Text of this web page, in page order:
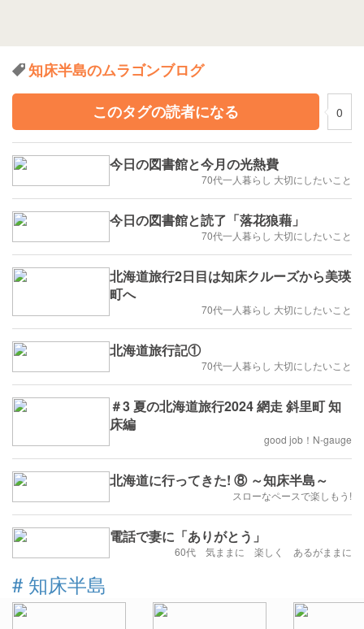
知床半島のムラゴンブログ
このタグの読者になる
0
今日の図書館と今月の光熱費
70代一人暮らし 大切にしたいこと
今日の図書館と読了「落花狼藉」
70代一人暮らし 大切にしたいこと
北海道旅行2日目は知床クルーズから美瑛
町へ
70代一人暮らし 大切にしたいこと
北海道旅行記①
70代一人暮らし 大切にしたいこと
＃3 夏の北海道旅行2024 網走 斜里町 知
床編
good job！N-gauge
北海道に行ってきた! ⑧ ～知床半島～
スローなペースで楽しもう!
電話で妻に「ありがとう」
60代 気ままに 楽しく あるがままに
# 知床半島